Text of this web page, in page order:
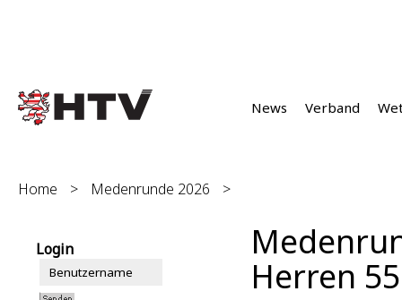
News Verband
Home > Medenrunde 2026 >
Login
Herren